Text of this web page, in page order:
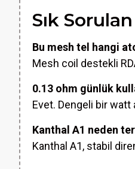
Sık
Bu mesh tel hangi
Mesh coil destekli
0.13 ohm günlük
Evet. Dengeli bir watt
Kanthal A1 neden
Kanthal A1, stabil